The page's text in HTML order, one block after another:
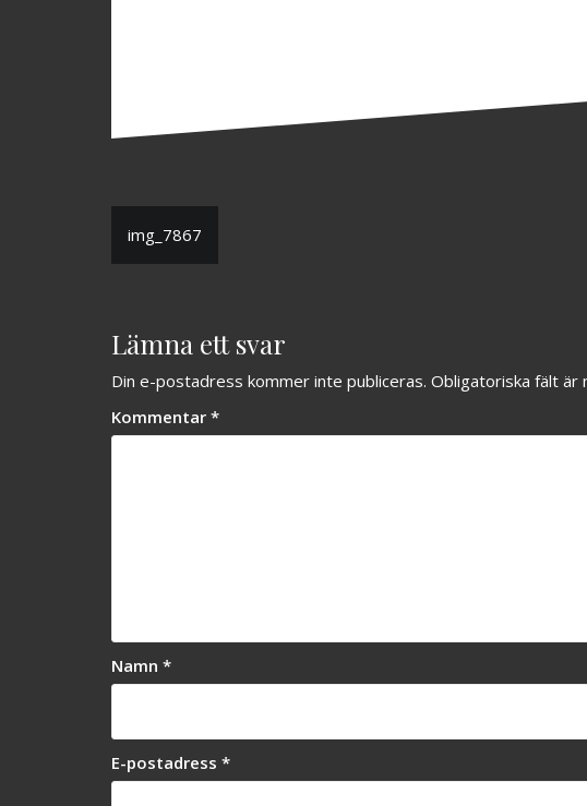
Inläggsnavigering
img_7867
Lämna ett svar
Din e-postadress kommer inte publiceras. Obligatoriska fält är
Kommentar *
Namn *
E-postadress *